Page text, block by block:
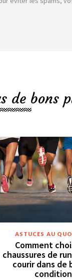
de bons
ASTUCES AU
Comment
chaussures de
courir dans de